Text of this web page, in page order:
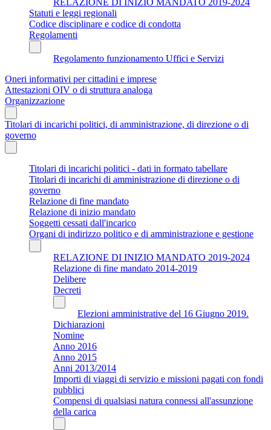
Statuti e leggi regionali
Codice disciplinare e codice di condotta
Regolamenti
Regolamento funzionamento Uffici e Servizi
Oneri informativi per cittadini e imprese
Attestazioni OIV o di struttura analoga
Organizzazione
Titolari di incarichi politici, di amministrazione, di direzione o di
governo
Titolari di incarichi politici - dati in formato tabellare
Titolari di incarichi di amministrazione di direzione o di
governo
Relazione di fine mandato
Relazione di inizio mandato
Soggetti cessati dall'incarico
Organi di indirizzo politico e di amministrazione e gestione
RELAZIONE DI INIZIO MANDATO 2019-2024
Relazione di fine mandato 2014-2019
Delibere
Decreti
Elezioni amministrative del 16 Giugno 2019.
Dichiarazioni
Nomine
Anno 2016
Anno 2015
Anni 2013/2014
Importi di viaggi di servizio e missioni pagati con fondi
pubblici
Compensi di qualsiasi natura connessi all'assunzione
della carica